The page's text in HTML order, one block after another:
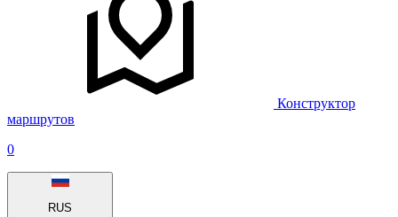
Конструктор
маршрутов
0
RUS